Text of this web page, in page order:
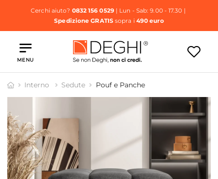
Cerchi aiuto? 0832 156 0529| Lun - Sab: 9.00 - 17.30 |
Spedizione GRATISsopra i 490 euro
MENU
Interno Sedute Pouf e Panche